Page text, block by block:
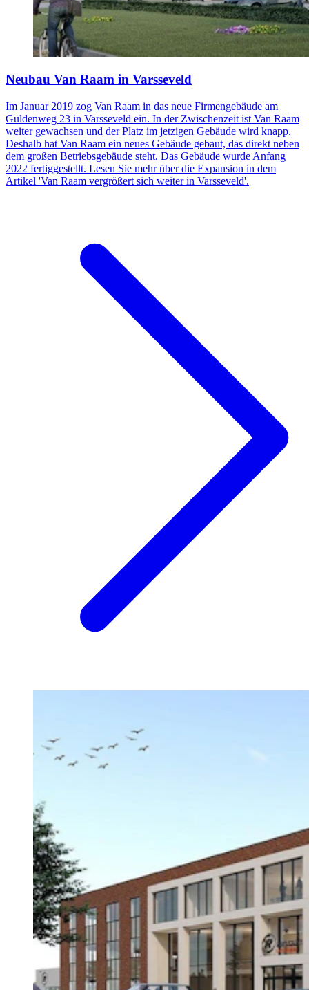
Neubau Van Raam in Varsseveld
Im Januar 2019 zog Van Raam in das neue Firmengebäude am
Guldenweg 23 in Varsseveld ein. In der Zwischenzeit ist Van Raam
weiter gewachsen und der Platz im jetzigen Gebäude wird knapp.
Deshalb hat Van Raam ein neues Gebäude gebaut, das direkt neben
dem großen Betriebsgebäude steht. Das Gebäude wurde Anfang
2022 fertiggestellt. Lesen Sie mehr über die Expansion in dem
Artikel 'Van Raam vergrößert sich weiter in Varsseveld'.